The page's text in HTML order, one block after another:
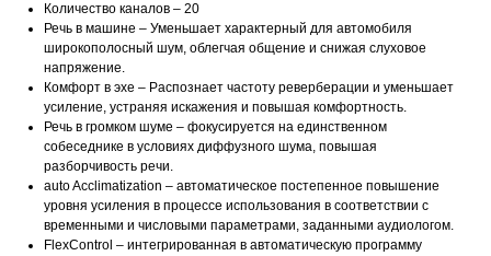
Количество каналов – 20
Речь в машине – Уменьшает характерный для автомобиля
широкополосный шум, облегчая общение и снижая слуховое
напряжение.
Комфорт в эхе – Распознает частоту реверберации и уменьшает
усиление, устраняя искажения и повышая комфортность.
Речь в громком шуме – фокусируется на единственном
собеседнике в условиях диффузного шума, повышая
разборчивость речи.
auto Acclimatization – автоматическое постепенное повышение
уровня усиления в процессе использования в соответствии с
временными и числовыми параметрами, заданными аудиологом.
FlexControl – интегрированная в автоматическую программу